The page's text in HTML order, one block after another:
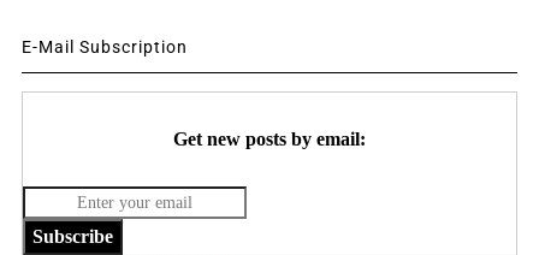
E-Mail Subscription
Get new posts by email:
Subscribe